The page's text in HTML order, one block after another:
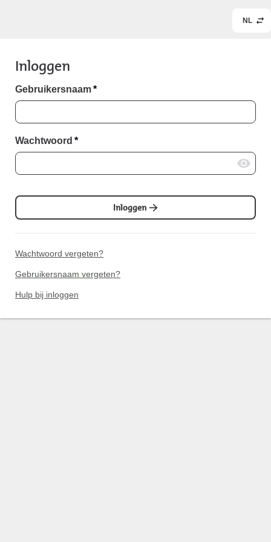
NL
Inloggen
Gebruikersnaam*
Wachtwoord *
Inloggen
Wachtwoord vergeten?
Gebruikersnaam vergeten?
Hulp bij inloggen